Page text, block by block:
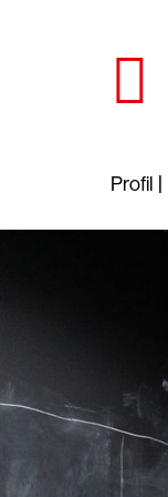
Profil